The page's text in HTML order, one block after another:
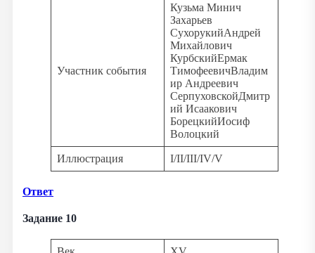
Участник события
Кузьма Минич
Захарьев
СухорукийАндрей
Михайлович
КурбскийЕрмак
ТимофеевичВладим
ир Андреевич
СерпуховскойДмитр
ий Исаакович
БорецкийИосиф
Волоцкий
Иллюстрация I/II/III/IV/V
Ответ
Задание 10